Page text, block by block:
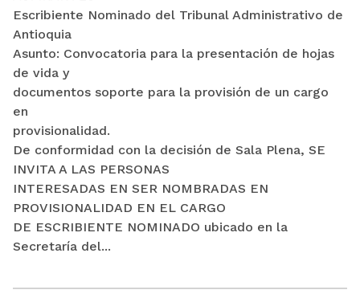
Escribiente Nominado del Tribunal Administrativo de
Antioquia
Asunto: Convocatoria para la presentación de hojas
de vida y
documentos soporte para la provisión de un cargo
en
provisionalidad.
De conformidad con la decisión de Sala Plena, SE
INVITA A LAS PERSONAS
INTERESADAS EN SER NOMBRADAS EN
PROVISIONALIDAD EN EL CARGO
DE ESCRIBIENTE NOMINADO ubicado en la
Secretaría del...